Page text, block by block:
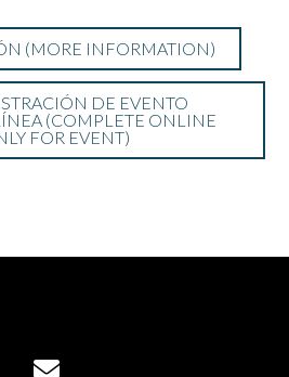
(MORE INFORMATION)
DE EVENTO
(COMPLETE ONLINE
FOR EVENT)